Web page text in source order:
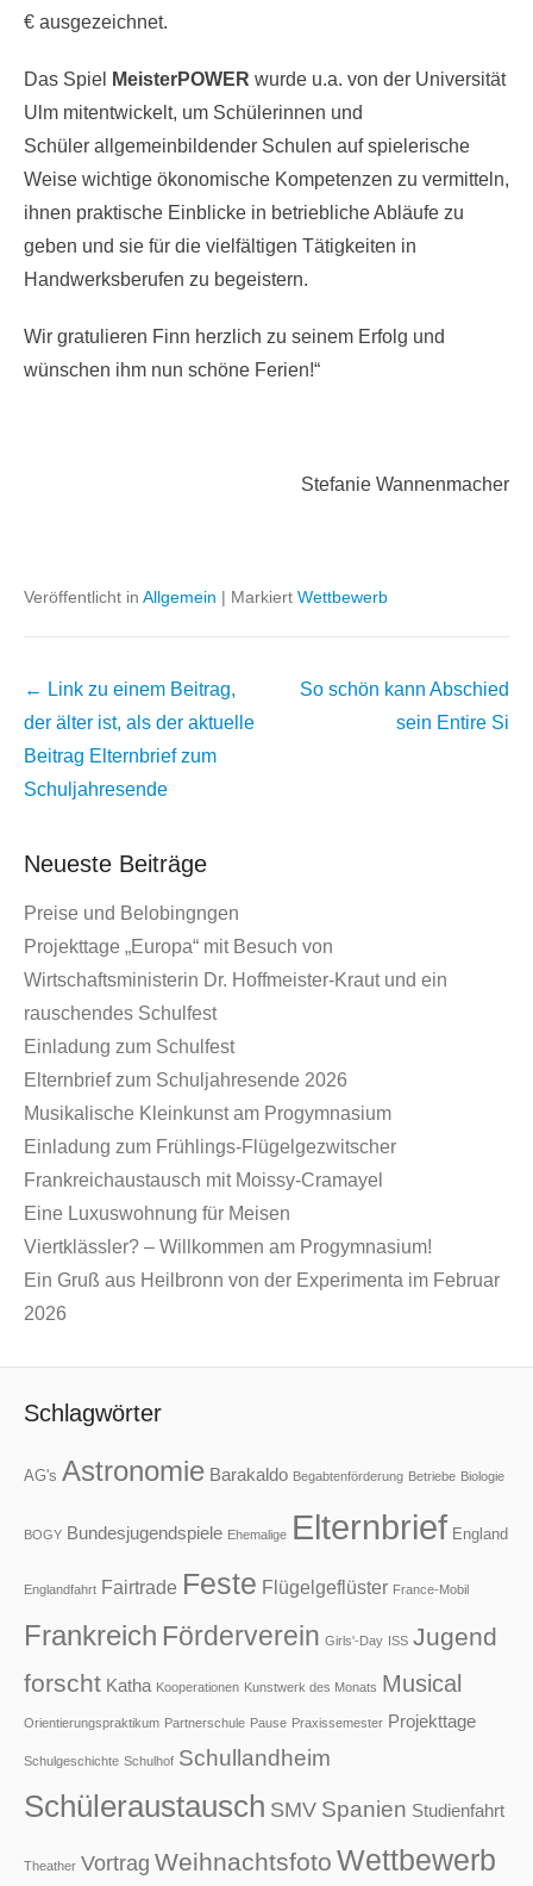
€ ausgezeichnet.
Das Spiel MeisterPOWER wurde u.a. von der Universität
Ulm mitentwickelt, um Schülerinnen und
Schüler allgemeinbildender Schulen auf spielerische
Weise wichtige ökonomische Kompetenzen zu vermitteln,
ihnen praktische Einblicke in betriebliche Abläufe zu
geben und sie für die vielfältigen Tätigkeiten in
Handwerksberufen zu begeistern.
Wir gratulieren Finn herzlich zu seinem Erfolg und
wünschen ihm nun schöne Ferien!“
Stefanie Wannenmacher
Veröffentlicht in Allgemein | Markiert Wettbewerb
Beitrags
Übersicht
← Link zu einem Beitrag,
der älter ist, als der aktuelle
Beitrag Elternbrief zum
Schuljahresende
So schön kann Abschied
sein Entire Si
Neueste Beiträge
Preise und Belobingngen
Projekttage „Europa“ mit Besuch von
Wirtschaftsministerin Dr. Hoffmeister-Kraut und ein
rauschendes Schulfest
Einladung zum Schulfest
Elternbrief zum Schuljahresende 2026
Musikalische Kleinkunst am Progymnasium
Einladung zum Frühlings-Flügelgezwitscher
Frankreichaustausch mit Moissy-Cramayel
Eine Luxuswohnung für Meisen
Viertklässler? – Willkommen am Progymnasium!
Ein Gruß aus Heilbronn von der Experimenta im Februar
2026
Schlagwörter
AG's Astronomie Barakaldo Begabtenförderung Betriebe Biologie
BOGY Bundesjugendspiele Ehemalige Elternbrief England
Englandfahrt Fairtrade Feste Flügelgeflüster France-Mobil
Frankreich Förderverein Girls'-Day ISS Jugend
forscht Katha Kooperationen Kunstwerk des Monats Musical
Orientierungspraktikum Partnerschule Pause Praxissemester Projekttage
Schulgeschichte Schulhof Schullandheim
Schüleraustausch SMV Spanien Studienfahrt
Theather Vortrag Weihnachtsfoto Wettbewerb